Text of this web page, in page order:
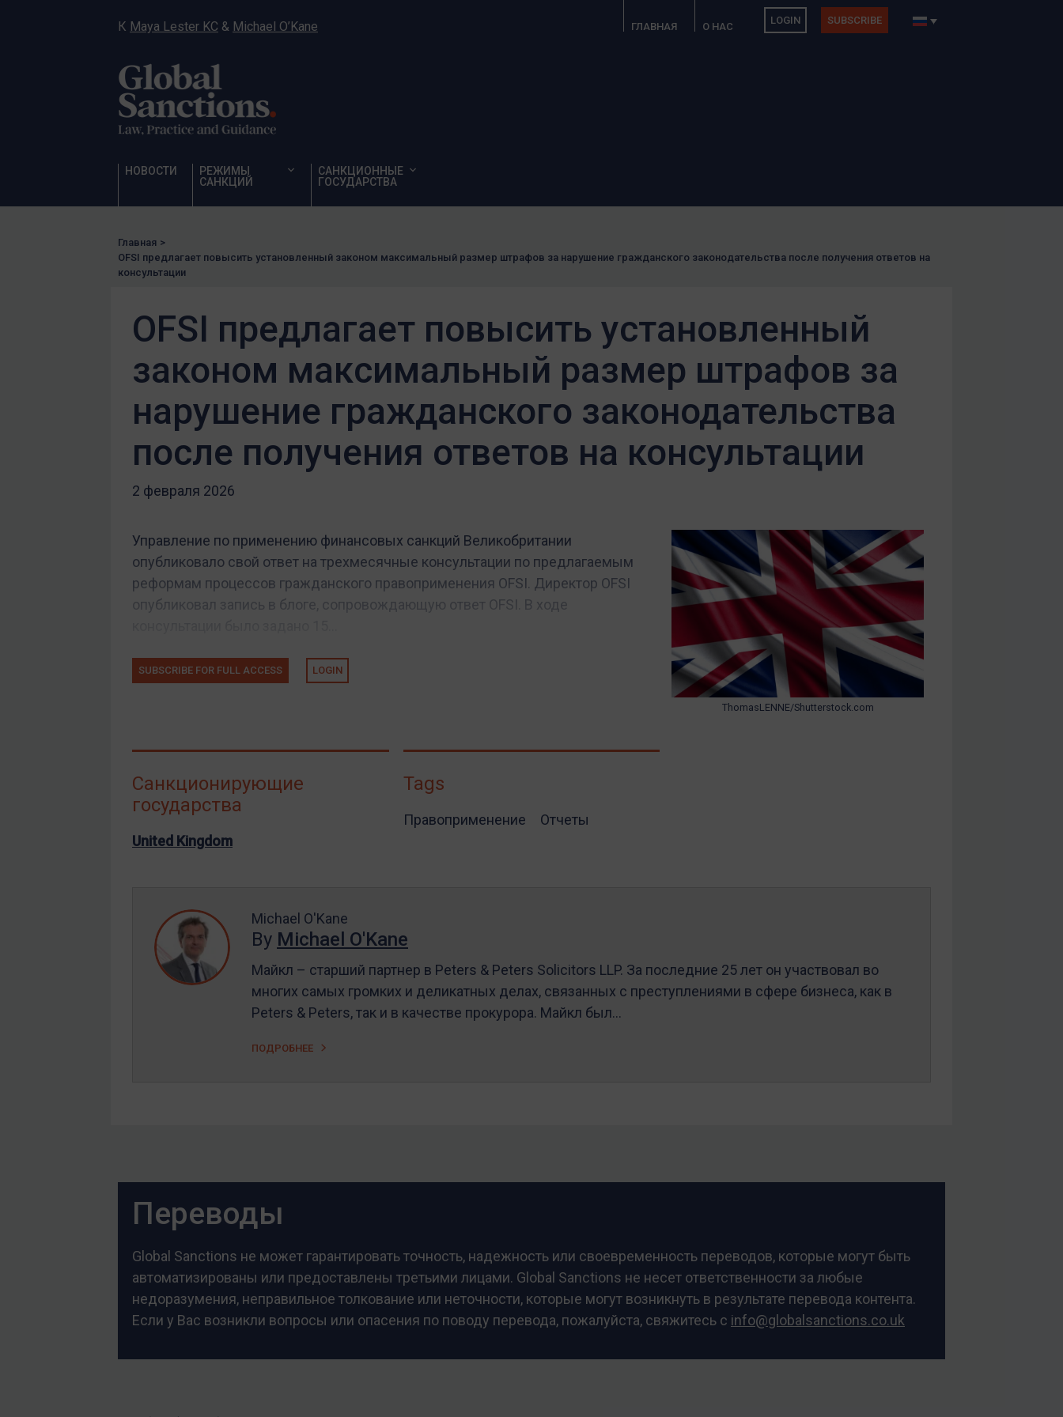
К Maya Lester KC & Michael O’Kane ГЛАВНАЯ О НАС
LOGIN SUBSCRIBE
НОВОСТИ
РЕЖИМЫ
САНКЦИЙ
САНКЦИОННЫЕ
ГОСУДАРСТВА
Главная >
OFSI предлагает повысить установленный законом максимальный размер штрафов за нарушение гражданского законодательства после получения ответов на
консультации
OFSI предлагает повысить установленный
законом максимальный размер штрафов за
нарушение гражданского законодательства
после получения ответов на консультации
2 февраля 2026
ThomasLENNE/Shutterstock.com
Управление по применению финансовых санкций Великобритании
опубликовало свой ответ на трехмесячные консультации по предлагаемым
реформам процессов гражданского правоприменения OFSI. Директор OFSI
опубликовал запись в блоге, сопровождающую ответ OFSI. В ходе
SUBSCRIBE FOR FULL ACCESS LOGIN
Санкционирующие
государства
United Kingdom
Tags
Правоприменение Отчеты
Michael O'Kane
By Michael O'Kane
Майкл – старший партнер в Peters & Peters Solicitors LLP. За последние 25 лет он участвовал во
многих самых громких и деликатных делах, связанных с преступлениями в сфере бизнеса, как в
Peters & Peters, так и в качестве прокурора. Майкл был…
ПОДРОБНЕЕ
Переводы
Global Sanctions не может гарантировать точность, надежность или своевременность переводов, которые могут быть
автоматизированы или предоставлены третьими лицами. Global Sanctions не несет ответственности за любые
недоразумения, неправильное толкование или неточности, которые могут возникнуть в результате перевода контента.
Если у Вас возникли вопросы или опасения по поводу перевода, пожалуйста, свяжитесь с info@globalsanctions.co.uk